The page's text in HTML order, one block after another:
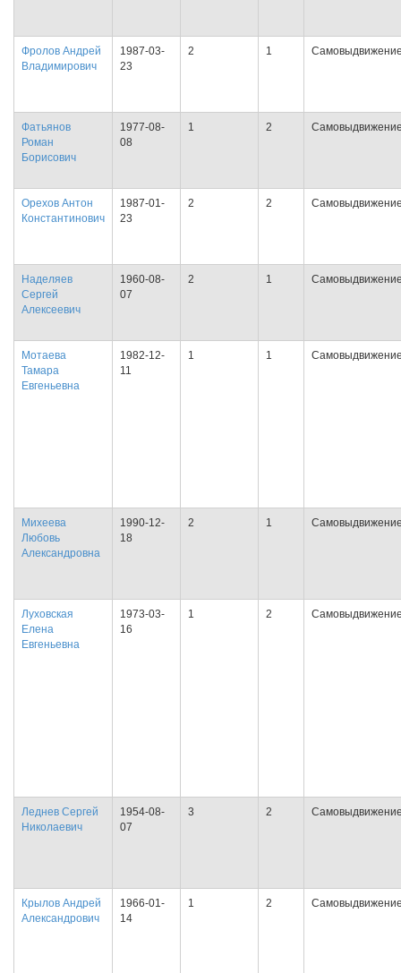
Фролов Андрей
Владимирович
1987-03-
23
2 1
Фатьянов
Роман
Борисович
1977-08-
08
1 2
Орехов Антон
Константинович
1987-01-
23
2 2
Наделяев
Сергей
Алексеевич
1960-08-
07
2 1
Мотаева
Тамара
Евгеньевна
1982-12-
11
1 1
Михеева
Любовь
Александровна
1990-12-
18
2 1
Луховская
Елена
Евгеньевна
1973-03-
16
1 2
Леднев Сергей
Николаевич
1954-08-
07
3 2
Крылов Андрей
Александрович
1966-01-
14
1 2